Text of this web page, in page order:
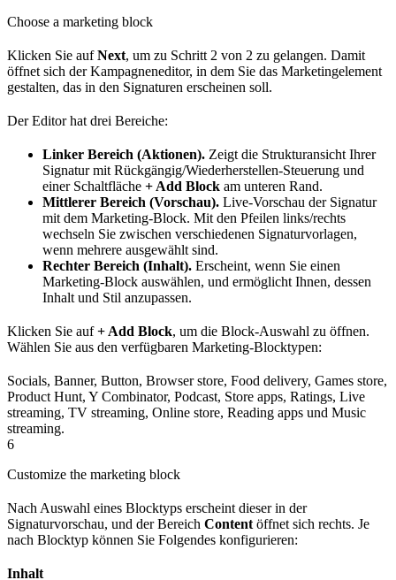
Choose a marketing block
Klicken Sie aufNext, um zu Schritt 2 von 2 zu gelangen. Damit
öffnet sich der Kampagneneditor, in dem Sie das Marketingelement
gestalten, das in den Signaturen erscheinen soll.
Der Editor hat drei Bereiche:
Linker Bereich (Aktionen). Zeigt die Strukturansicht Ihrer
Signatur mit Rückgängig/Wiederherstellen-Steuerung und
einer Schaltfläche + Add Block am unteren Rand.
Mittlerer Bereich (Vorschau). Live-Vorschau der Signatur
mit dem Marketing-Block. Mit den Pfeilen links/rechts
wechseln Sie zwischen verschiedenen Signaturvorlagen,
wenn mehrere ausgewählt sind.
Rechter Bereich (Inhalt). Erscheint, wenn Sie einen
Marketing-Block auswählen, und ermöglicht Ihnen, dessen
Inhalt und Stil anzupassen.
Klicken Sie auf+ Add Block, um die Block-Auswahl zu öffnen.
Wählen Sie aus den verfügbaren Marketing-Blocktypen:
Socials, Banner, Button, Browser store, Food delivery, Games store,
Product Hunt, Y Combinator, Podcast, Store apps, Ratings, Live
streaming, TV streaming, Online store, Reading apps und Music
streaming.
6
Customize the marketing block
Nach Auswahl eines Blocktyps erscheint dieser in der
Signaturvorschau, und der Bereich Content öffnet sich rechts. Je
nach Blocktyp können Sie Folgendes konfigurieren:
Inhalt